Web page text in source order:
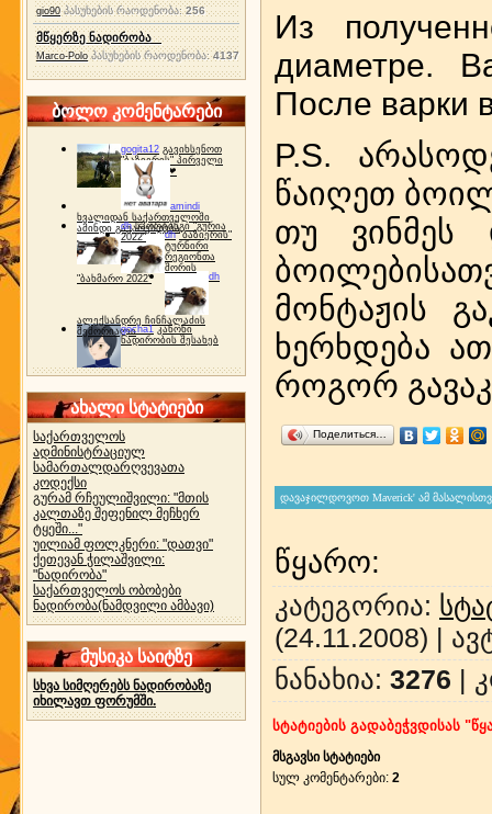
gio90 პასუხების რაოდენობა:256
მწყერზე ნადირობა
Marco-Polo პასუხების რაოდენობა:4137
ბოლო კომენტარები
gogita12 გავიხსენოთ
"ბაზიერის" პირველი
ტურნირი ❤
amindi
ხვალიდან საქართველოში
ამინდი გაუარესდება
dh სპორტინგი "გურია
2022"
dh "ბაზიერის"
ტურნირი
რეგიონთა
შორის
"ბახმარო 2022"
dh
ალექსანდრე ჩინჩალაძის
მემორიალიgocha1 კანონი
ნადირობის შესახებ
ახალი სტატიები
საქართველოს
ადმინისტრაციულ
სამართალდარღვევათა
კოდექსი
გურამ რჩეულიშვილი: "მთის
კალთაზე შეფენილ მეჩხერ
ტყეში..."
უილიამ ფოლკნერი: "დათვი"
ქეთევან ჭილაშვილი:
"ნადირობა"
საქართველოს ობობები
ნადირობა(ნამდვილი ამბავი)
მუსიკა საიტზე
სხვა სიმღერებს ნადირობაზე
იხილავთ ფორუმში.
Из
диаметре.
После варки
P.S.
წაიღეთ
თუ ვინმეს
მონტაჟის
ხერხდება
როგორ
Поделиться…
წყარო:
კატეგორია:
(24.11.2008) |
ნანახია: 3276 |
სტატიების გადაბეჭვდისას
მსგავსი სტატიები
სულ კომენტარები: 2